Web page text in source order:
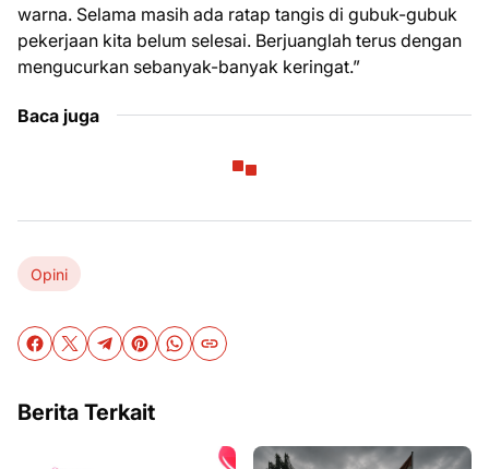
warna. Selama masih ada ratap tangis di gubuk-gubuk
pekerjaan kita belum selesai. Berjuanglah terus dengan
mengucurkan sebanyak-banyak keringat.”
Baca juga
Opini
Berita Terkait